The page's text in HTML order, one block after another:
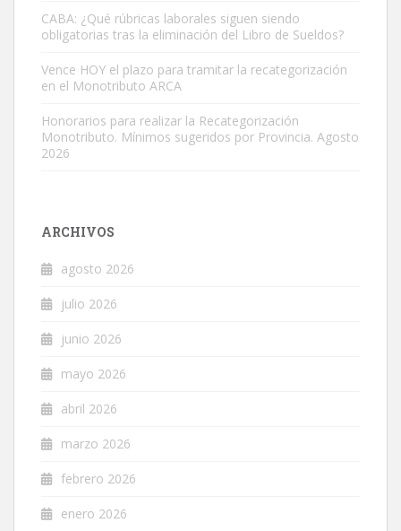
CABA: ¿Qué rúbricas laborales siguen siendo
obligatorias tras la eliminación del Libro de Sueldos?
Vence HOY el plazo para tramitar la recategorización
en el Monotributo ARCA
Honorarios para realizar la Recategorización
Monotributo. Mínimos sugeridos por Provincia. Agosto
2026
ARCHIVOS
agosto 2026
julio 2026
junio 2026
mayo 2026
abril 2026
marzo 2026
febrero 2026
enero 2026